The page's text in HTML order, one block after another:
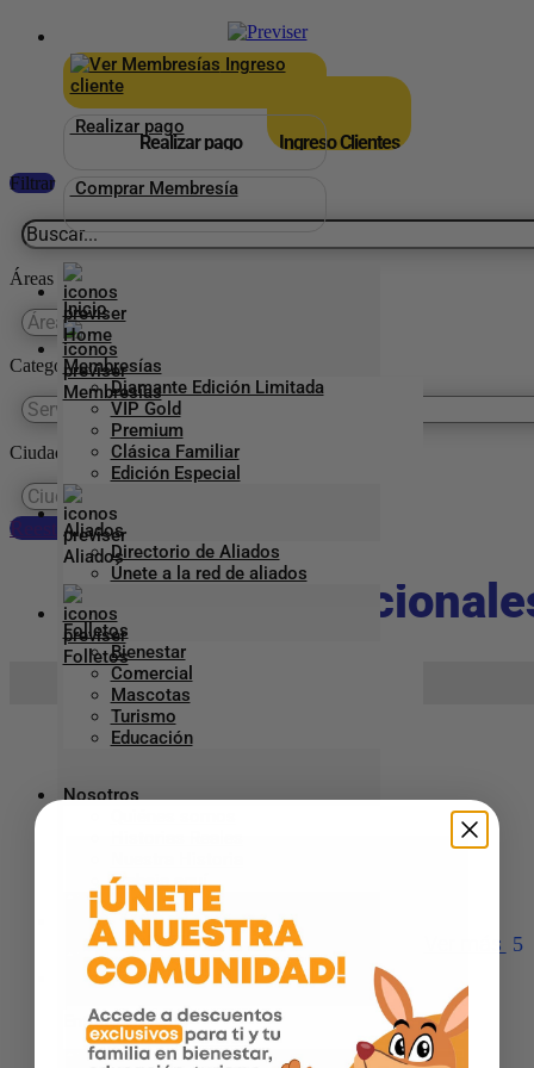
Ingreso
cliente
Realizar pago
Comprar Membresía
Inicio
Membresías
Diamante Edición Limitada
VIP Gold
Premium
Clásica Familiar
Edición Especial
Aliados
Directorio de Aliados
Únete a la red de aliados
Folletos
Bienestar
Comercial
Mascotas
Turismo
Educación
Nosotros
Trabaja aquí
Línea Empresarial
Blog
Revista ¡Qué Bien!
Realizar pago Ingreso Clientes
Filtrar
Áreas
Categorías Previser
Ciudades
Reestablecer preferencias
Viajes
Inicio >Aliado Previser
AERODESTINOS – TULUÁ
Ciudad:
Tuluá
Ver más
AEROVISION – CALI